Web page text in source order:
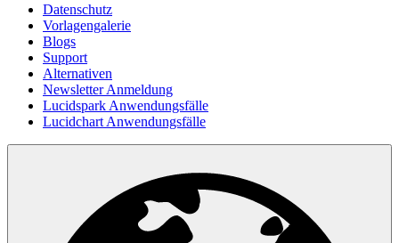
Datenschutz
Vorlagengalerie
Blogs
Support
Alternativen
Newsletter Anmeldung
Lucidspark Anwendungsfälle
Lucidchart Anwendungsfälle